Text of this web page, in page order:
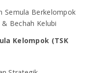
Semula Berkelompok
& Bechah Kelubi
Kelompok (TSK